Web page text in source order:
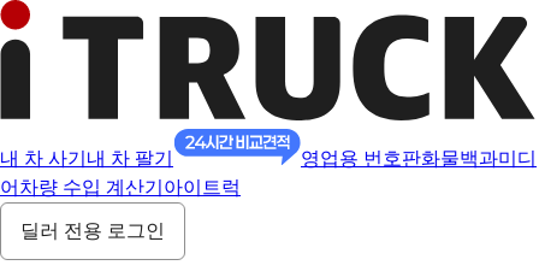
내 차 사기 내 차 팔기 영업용 번호판화물백과미디
어 차량 수입 계산기 아이트럭
딜러 전용 로그인